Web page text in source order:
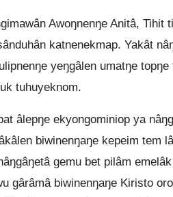
Awoŋnenŋe Anitâ, Tihit
katnenekmap. Yakât
yeŋgâlen umatŋe
tuhuyeknom.
âlepŋe ekyongominiop ya
biwinenŋaŋe kepeim tem
gemu bet pilâm
gârâmâ biwinenŋaŋe Kiristo